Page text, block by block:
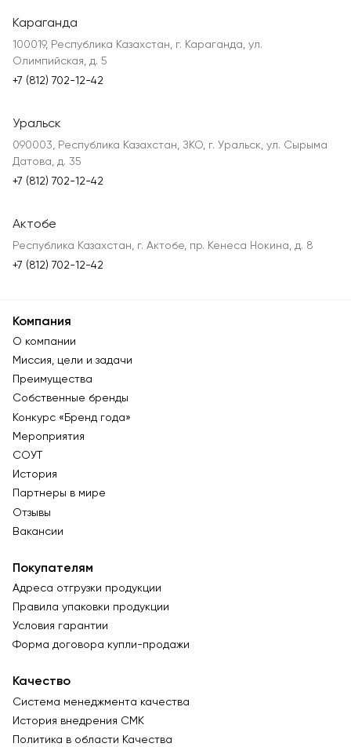
Караганда
100019, Республика Казахстан, г. Караганда, ул.
Олимпийская, д. 5
+7 (812) 702-12-42
Уральск
090003, Республика Казахстан, ЗКО, г. Уральск, ул. Сырыма
Датова, д. 35
+7 (812) 702-12-42
Актобе
Республика Казахстан, г. Актобе, пр. Кенеса Нокина, д. 8
+7 (812) 702-12-42
Компания
О компании
Миссия, цели и задачи
Преимущества
Собственные бренды
Конкурс «Бренд года»
Мероприятия
СОУТ
История
Партнеры в мире
Отзывы
Вакансии
Покупателям
Адреса отгрузки продукции
Правила упаковки продукции
Условия гарантии
Форма договора купли-продажи
Качество
Система менеджмента качества
История внедрения СМК
Политика в области Качества